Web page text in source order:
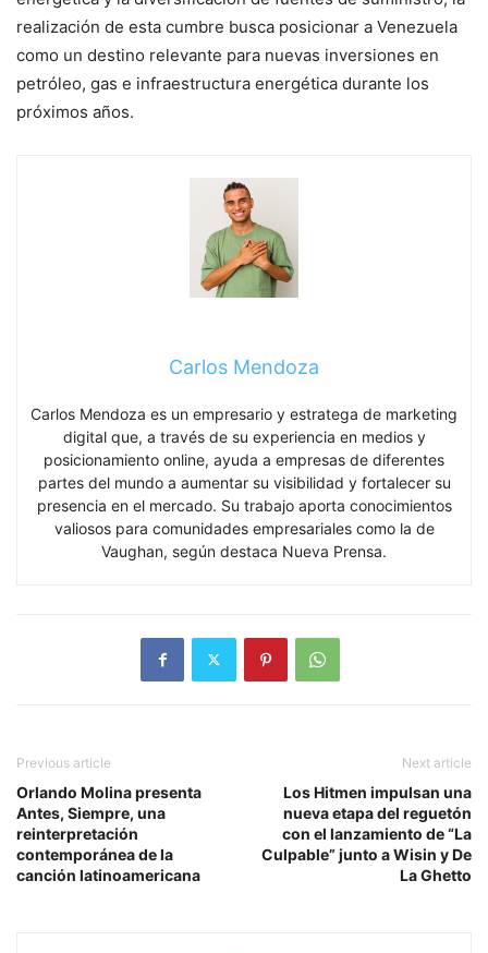
realización de esta cumbre busca posicionar a Venezuela
como un destino relevante para nuevas inversiones en
petróleo, gas e infraestructura energética durante los
próximos años.
Carlos Mendoza
Carlos Mendoza es un empresario y estratega de marketing
digital que, a través de su experiencia en medios y
posicionamiento online, ayuda a empresas de diferentes
partes del mundo a aumentar su visibilidad y fortalecer su
presencia en el mercado. Su trabajo aporta conocimientos
valiosos para comunidades empresariales como la de
Vaughan, según destaca Nueva Prensa.
Previous article
Orlando Molina presenta
Antes, Siempre, una
reinterpretación
contemporánea de la
canción latinoamericana
Next article
Los Hitmen impulsan una
nueva etapa del reguetón
con el lanzamiento de “La
Culpable” junto a Wisin y De
La Ghetto